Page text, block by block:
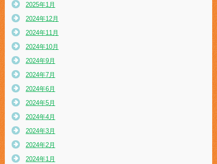
2025年1月
2024年12月
2024年11月
2024年10月
2024年9月
2024年7月
2024年6月
2024年5月
2024年4月
2024年3月
2024年2月
2024年1月